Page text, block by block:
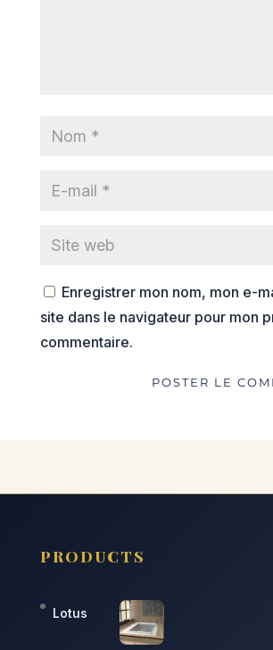
Enregistrer mon nom, mon e-
site dans le navigateur pour mon
commentaire.
PRODUCTS
Lotus